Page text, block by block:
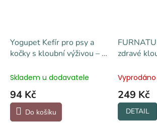
Yogupet Kefír pro psy a
kočky s kloubní výživou – s
Skladem u dodavatele
94 Kč
Do košíku
zdravé
Vyprodáno
249 Kč
DETAIL